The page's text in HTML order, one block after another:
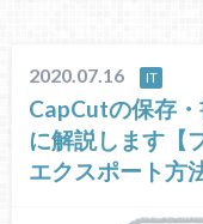
2020.07.16 IT
CapCutの保存
に解説します【
エクスポート方